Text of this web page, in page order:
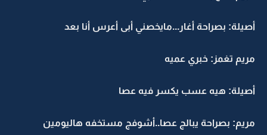
أصيلة: بصراحة أغار...مايخصني أبى أعرس أنا بعد
مريم تغمز: خبري عميه
أصيلة: هيه عسب يكسر فيه عصا
مريم: بصراحة يبالج عصا..أشوفج مستخفه هاليومين